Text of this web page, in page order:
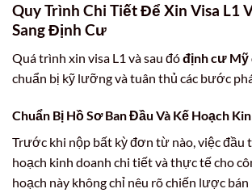
Quy Trình Chi Tiết Để Xin Visa L1
Sang Định Cư
Quá trình xin visa L1 và sau đóđịnh cư Mỹ
chuẩn bị kỹ lưỡng và tuân thủ các bước
Chuẩn Bị Hồ Sơ Ban Đầu Và Kế Hoạch
Trước khi nộp bất kỳ đơn từ nào, việc đầu
hoạch kinh doanh chi tiết và thực tế cho
hoạch này không chỉ nêu rõ chiến lược bán